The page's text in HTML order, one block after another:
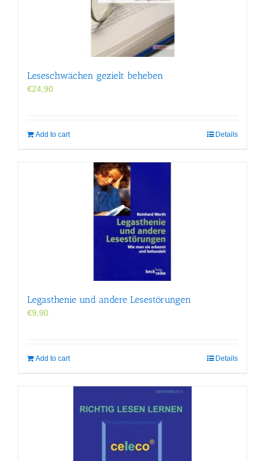
Leseschwächen gezielt beheben
€24,90
Add to cart Details
Legasthenie und andere Lesestörungen
€9,90
Add to cart Details